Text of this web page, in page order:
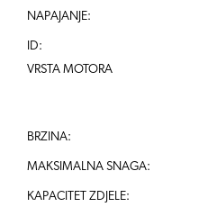
NAPAJANJE:
ID:
VRSTA MOTORA
BRZINA:
MAKSIMALNA SNAGA:
KAPACITET ZDJELE: